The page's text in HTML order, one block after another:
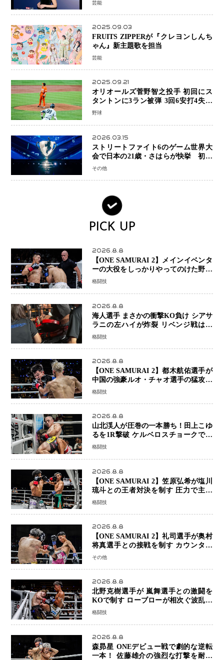
芸能
2025.09.03
FRUITS ZIPPERが『クレヨンしんち
ゃん』新主題歌を担当
芸能
2025.09.21
オリオールズ菅野智之投手 初回にス
タントンに3ラン被弾 3回6安打4失点
で降板
野球
2026.03.15
ストリートファイト6のゲーム世界大
会で日本の21歳・さはらが快挙 初出
場で世界一、賞金100万ドル（約1億
その他
PICK UP
2026.8.8
【ONE SAMURAI 2】メインイベンタ
ーの大役をしっかりやってのけた野杁
正明が衝撃のリベンジ！ リウ・メン
ーで完全決着
格闘技
2026.8.8
海人選手 まさかの衝撃KO負け シアサ
ラニの左ハイが炸裂 リベンジ戦は一
瞬で決着
格闘技
2026.8.8
【ONE SAMURAI 2】都木航佑選手が
中国の強豪ルオ・チャオ選手の猛攻を
受けながらも的確な攻撃で応戦 最後
格闘技
2026.8.8
山北渓人が圧巻の一本勝ち！田上こゆ
るを1R撃破 ケルベロスチョークで存
在感を示す
格闘技
2026.8.8
【ONE SAMURAI 2】笠原弘希が塩川
琉斗との王者対決を制す 圧力で主導
権を握り判定勝利
格闘技
2026.8.8
【ONE SAMURAI 2】礼司選手が奥村
将真選手との接戦を制す カウンター
と正確な打撃で判定勝利
その他
2026.8.8
北野克樹選手が 嵐舞選手との激闘を
KOで制す ローブローが相次ぐ波乱の
展開…涙の勝利「生まれてくる娘のた
格闘技
2026.8.8
森昴星 ONEデビュー戦で劇的な逆転
一本！ 佐藤雄介の強烈な打撃を耐え